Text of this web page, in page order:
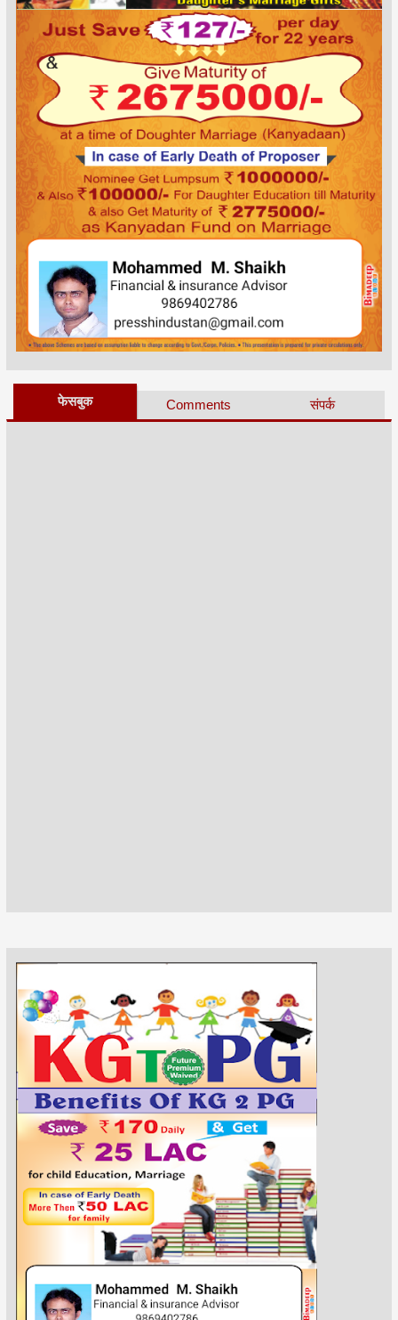
फेसबुक Comments संपर्क